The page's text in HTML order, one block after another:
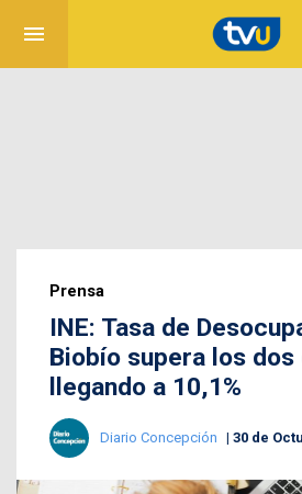
menu
Prensa
INE: Tasa de
Biobío supera los
llegando a 10,1%
Diario Concepción 30 de